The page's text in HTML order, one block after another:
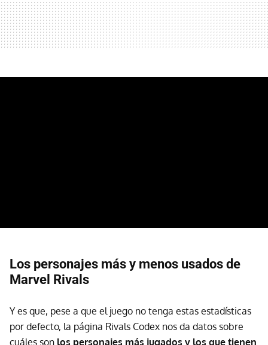
Los personajes más y menos usados de
Marvel Rivals
Y es que, pese a que el juego no tenga estas estadísticas
por defecto, la página Rivals Codex nos da datos sobre
cuáles son los personajes más jugados y los que tienen